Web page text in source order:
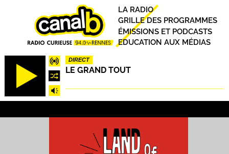
DIRECT
LE GRAND TOUT
Principal
LA RADIO
GRILLE DES PROGRAMMES
ÉMISSIONS ET PODCASTS
EDUCATION AUX MÉDIAS